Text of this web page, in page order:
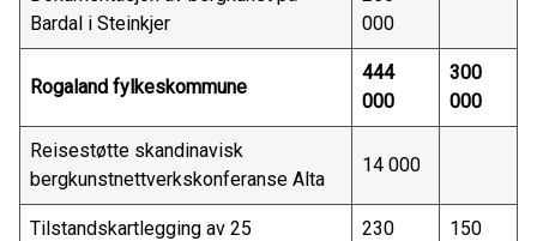
Bardal i Steinkjer
000
Rogaland fylkeskommune
444
000
300
000
Reisestøtte skandinavisk
bergkunstnettverkskonferanse Alta
14 000
Tilstandskartlegging av 25
230
150